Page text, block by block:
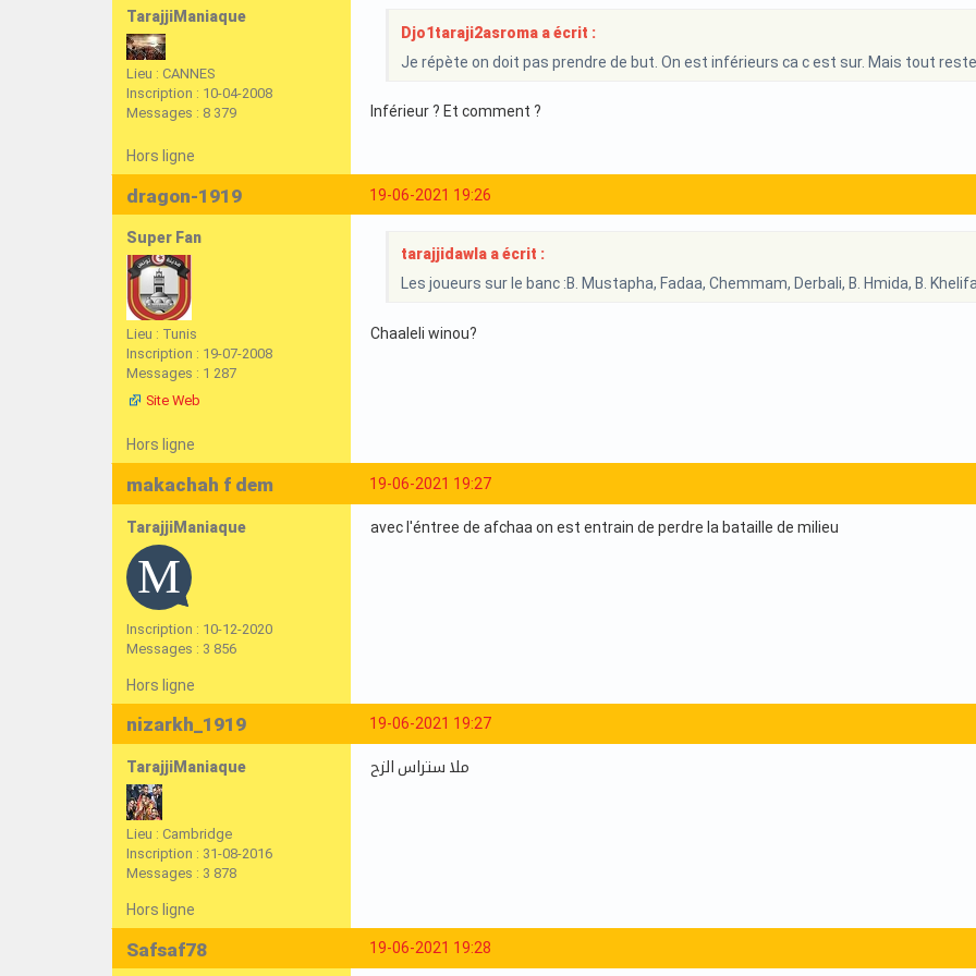
TarajjiManiaque
Lieu : CANNES
Inscription : 10-04-2008
Messages : 8 379
Djo1taraji2asroma a écrit :
Je répète on doit pas prendre de but. On est inférieurs ca c est sur. Mais tout
Inférieur ? Et comment ?
Hors ligne
19-06-2021 19:26
dragon-1919
Super Fan
Lieu : Tunis
Inscription : 19-07-2008
Messages : 1 287
Site Web
tarajjidawla a écrit :
Les joueurs sur le banc :B. Mustapha, Fadaa, Chemmam, Derbali, B. Hmida, B.
Chaaleli winou?
Hors ligne
19-06-2021 19:27
makachah f dem
TarajjiManiaque
Inscription : 10-12-2020
Messages : 3 856
avec l'éntree de afchaa on est entrain de perdre la bataille de milieu
Hors ligne
19-06-2021 19:27
nizarkh_1919
TarajjiManiaque
Lieu : Cambridge
Inscription : 31-08-2016
Messages : 3 878
ملا ستراس الزح
Hors ligne
19-06-2021 19:28
Safsaf78